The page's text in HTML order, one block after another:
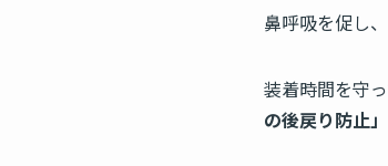
鼻呼吸を促し
装着時間を守
の後戻り防止